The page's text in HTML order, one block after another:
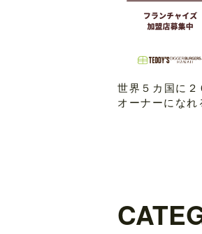
世界５カ国に
オーナーになれ